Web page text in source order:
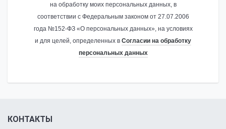
на обработку моих персональных данных, в
соответствии с Федеральным законом от 27.07.2006
года №152-ФЗ «О персональных данных», на условиях
и для целей, определенных в Согласии на обработку
персональных данных
КОНТАКТЫ